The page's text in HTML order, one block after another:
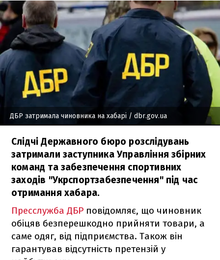
ДБР затримала чиновника на хабарі / dbr.gov.ua
Слідчі Державного бюро розслідувань
затримали заступника Управління збірних
команд та забезпечення спортивних
заходів "Укрспортзабезпечення" під час
отримання хабара.
Пресслужба ДБР повідомляє, що чиновник
обіцяв безперешкодно прийняти товари, а
саме одяг, від підприємства. Також він
гарантував відсутність претензій у